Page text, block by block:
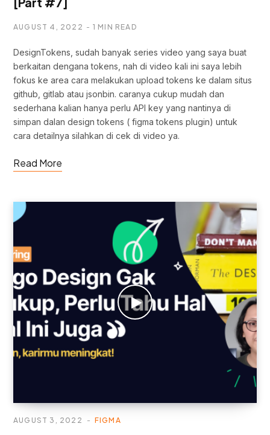
AUGUST 4, 2022 1 MIN READ
DesignTokens, sudah banyak series video yang saya buat
berkaitan dengana tokens, nah di video kali ini saya lebih
fokus ke area cara melakukan upload tokens ke dalam situs
github, gitlab atau jsonbin. caranya cukup mudah dan
sederhana kalian hanya perlu API key yang nantinya di
simpan dalan design tokens ( figma tokens plugin) untuk
cara detailnya silahkan di cek di video ya.
Read More
FIGMA
AUGUST 3, 2022